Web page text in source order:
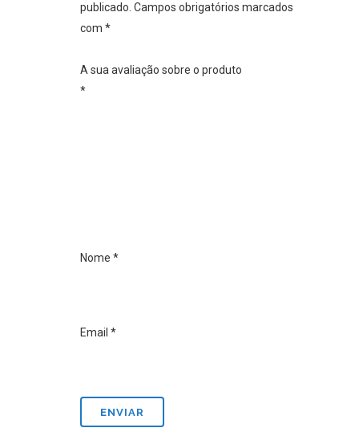
publicado. Campos obrigatórios marcados
com *
A sua avaliação sobre o produto
*
Nome *
Email *